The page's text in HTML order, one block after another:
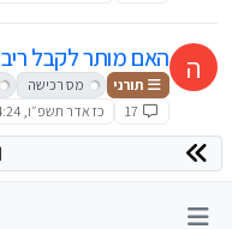
ה האם מותר לקבל
תורני מס רכישה
17
כז אדר תשפ״ו, 14:24
1